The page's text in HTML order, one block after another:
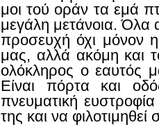
μοι τού οράν τα εμά
μεγάλη μετάνοια. Όλα
προσευχή όχι μόνον
μας, αλλά ακόμη και
ολόκληρος ο εαυτός
Είναι πόρτα και
πνευματική
της και να